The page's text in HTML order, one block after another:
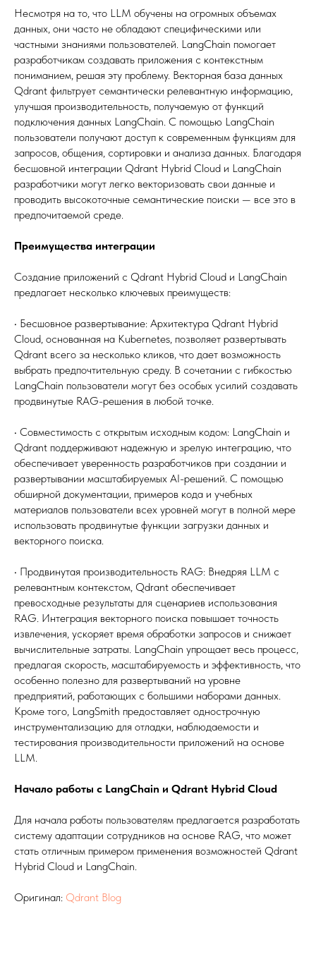
Несмотря на то, что LLM обучены на огромных объемах
данных, они часто не обладают специфическими или
частными знаниями пользователей. LangChain помогает
разработчикам создавать приложения с контекстным
пониманием, решая эту проблему. Векторная база данных
Qdrant фильтрует семантически релевантную информацию,
улучшая производительность, получаемую от функций
подключения данных LangChain. С помощью LangChain
пользователи получают доступ к современным функциям для
запросов, общения, сортировки и анализа данных. Благодаря
бесшовной интеграции Qdrant Hybrid Cloud и LangChain
разработчики могут легко векторизовать свои данные и
проводить высокоточные семантические поиски — все это в
предпочитаемой среде.
Преимущества интеграции
Создание приложений с Qdrant Hybrid Cloud и LangChain
предлагает несколько ключевых преимуществ:
• Бесшовное развертывание: Архитектура Qdrant Hybrid
Cloud, основанная на Kubernetes, позволяет развертывать
Qdrant всего за несколько кликов, что дает возможность
выбрать предпочтительную среду. В сочетании с гибкостью
LangChain пользователи могут без особых усилий создавать
продвинутые RAG-решения в любой точке.
• Совместимость с открытым исходным кодом: LangChain и
Qdrant поддерживают надежную и зрелую интеграцию, что
обеспечивает уверенность разработчиков при создании и
развертывании масштабируемых AI-решений. С помощью
обширной документации, примеров кода и учебных
материалов пользователи всех уровней могут в полной мере
использовать продвинутые функции загрузки данных и
векторного поиска.
• Продвинутая производительность RAG: Внедряя LLM с
релевантным контекстом, Qdrant обеспечивает
превосходные результаты для сценариев использования
RAG. Интеграция векторного поиска повышает точность
извлечения, ускоряет время обработки запросов и снижает
вычислительные затраты. LangChain упрощает весь процесс,
предлагая скорость, масштабируемость и эффективность, что
особенно полезно для развертываний на уровне
предприятий, работающих с большими наборами данных.
Кроме того, LangSmith предоставляет однострочную
инструментализацию для отладки, наблюдаемости и
тестирования производительности приложений на основе
LLM.
Начало работы с LangChain и Qdrant Hybrid Cloud
Для начала работы пользователям предлагается разработать
систему адаптации сотрудников на основе RAG, что может
стать отличным примером применения возможностей Qdrant
Hybrid Cloud и LangChain.
Оригинал: Qdrant Blog